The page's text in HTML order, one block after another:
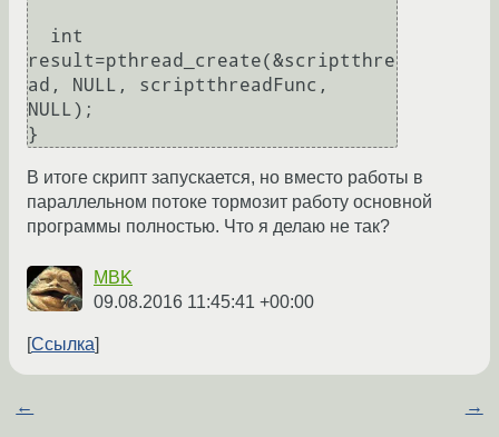
result=pthread_create(&scriptthre
ad, NULL, scriptthreadFunc,
NULL);
В итоге скрипт запускается, но вместо работы в
параллельном потоке тормозит работу основной
программы полностью. Что я делаю не так?
MBK
09.08.2016 11:45:41 +00:00
Ссылка
← →